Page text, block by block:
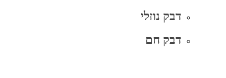
דבק נוזלי
דבק חם